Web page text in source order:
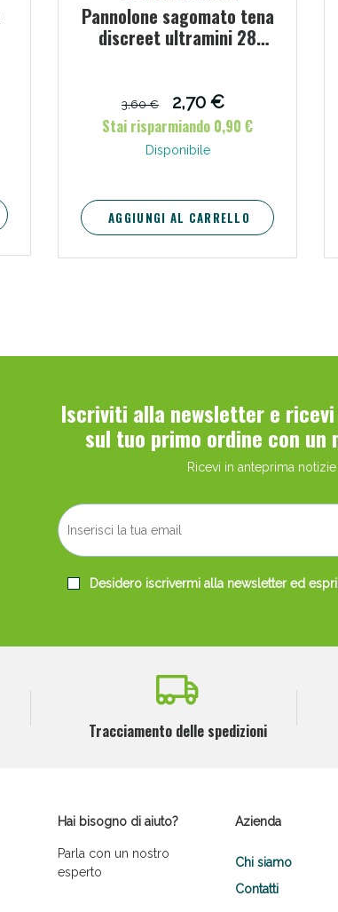
Pannolone sagomato tena
discreet ultramini 28
3,60 €
2,70 €
Stai risparmiando 0,90 €
Disponibile
AGGIUNGI AL CARRELLO
Iscriviti alla newsletter e
sul tuo primo ordine con un
Ricevi in anteprima
Desidero iscrivermi alla newsletter ed
Tracciamento delle spedizioni
Hai bisogno di aiuto?
Parla con un nostro
esperto
Azienda
Chi siamo
Contatti